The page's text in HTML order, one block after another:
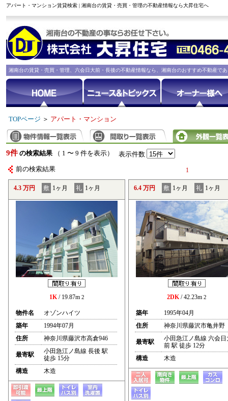
アパート・マンション賃貸検索 | 湘南台の賃貸・売買・管理の不動産情報なら大昇住宅へ
湘南台の賃貸・売買・管理、六会日大前・長後の不動産情報なら、湘南台のおすすめ不動産で
TOPページ ＞ アパート・マンション
9件 の検索結果 （ 1 〜 9 件を表示） 表示件数
前の検索結果 1
4.3 万円 敷 1ヶ月 礼 1ヶ月
1K/ 19.87m 2
物件名
オゾンハイツ
築年
1994年07月
住所
神奈川県藤沢市高倉946
最寄駅
小田急江ノ島線 長後 駅
徒歩 15分
構造
木造
6.4 万円 敷 1ヶ月 礼 1ヶ月
2DK/ 42.23m 2
築年
1995年04月
住所
神奈川県藤沢市亀井野
最寄駅
小田急江ノ島線 六会日
前 駅 徒歩 12分
構造
木造